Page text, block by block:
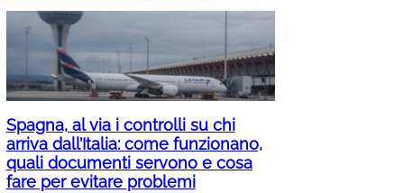
Spagna, al via i controlli su chi
arriva dall’Italia: come funzionano,
quali documenti servono e cosa
fare per evitare problemi